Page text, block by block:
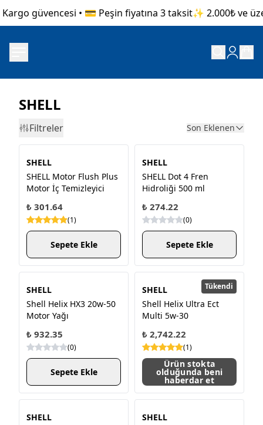
güvencesi • 💳 Peşin fiyatına 3 taksit✨ 2.000₺ ve
SHELL
Filtreler Son Eklenen
SHELL
SHELL Motor Flush Plus
Motor İç Temizleyici
₺ 301.64
(1)
Sepete Ekle
SHELL
SHELL Dot 4 Fren
Hidroliği 500 ml
₺ 274.22
(0)
Sepete Ekle
SHELL
Shell Helix HX3 20w-50
Motor Yağı
₺ 932.35
(0)
Sepete Ekle
Tükendi
SHELL
Shell Helix Ultra Ect
Multi 5w-30
₺ 2,742.22
(1)
Ürün stokta
olduğunda beni
haberdar et
SHELL
SHELL